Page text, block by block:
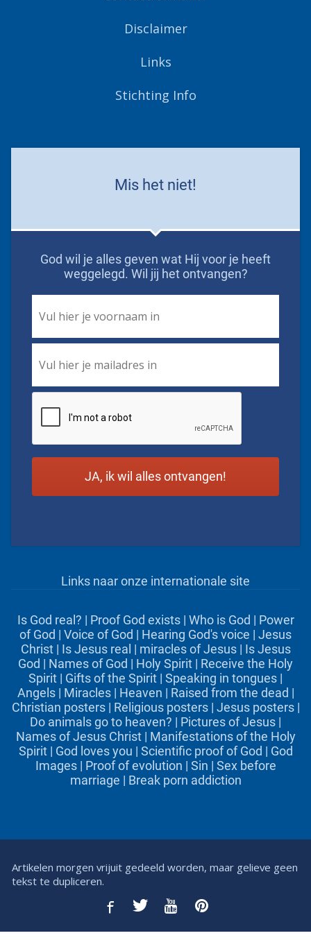
Disclaimer
Links
Stichting Info
Mis het niet!
God wil je alles geven wat Hij voor je heeft
weggelegd. Wil jij het ontvangen?
Name *
Links naar onze internationale site
Is God real? | Proof God exists| Who is God | Power
of God | Voice of God | Hearing God's voice | Jesus
Christ| Is Jesus real | miracles of Jesus| Is Jesus
God | Names of God | Holy Spirit | Receive the Holy
Spirit | Gifts of the Spirit | Speaking in tongues |
Angels| Miracles| Heaven | Raised from the dead |
Christian posters| Religious posters| Jesus posters|
Do animals go to heaven? | Pictures of Jesus |
Names of Jesus Christ| Manifestations of the Holy
Spirit| God loves you | Scientific proof of God | God
Images| Proof of evolution | Sin | Sex before
marriage | Break porn addiction
Artikelen morgen vrijuit gedeeld worden, maar gelieve geen
tekst te dupliceren.